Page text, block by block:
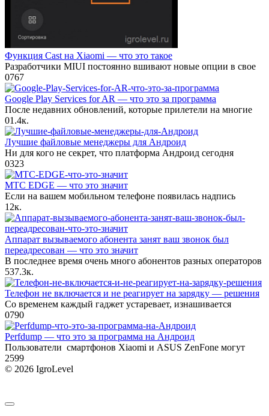
Функция Cast на Xiaomi — что это такое
Разработчики MIUI постоянно вшивают новые опции в свое
0767
Google Play Services for AR — что это за программа
После недавних обновлений, которые прилетели на многие
01.4к.
Лучшие файловые менеджеры для Андроид
Ни для кого не секрет, что платформа Андроид сегодня
0323
МТС EDGE — что это значит
Если на вашем мобильном телефоне появилась надпись
12к.
Аппарат вызываемого абонента занят ваш звонок был
переадресован — что это значит
В последнее время очень много абонентов разных операторов
537.3к.
Телефон не включается и не реагирует на зарядку — решения
Со временем каждый гаджет устаревает, изнашивается
0790
Perfdump — что это за программа на Андроид
Пользователи смартфонов Xiaomi и ASUS ZenFone могут
2599
© 2026 IgroLevel